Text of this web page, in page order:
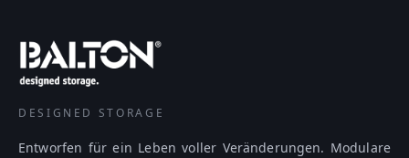
DESIGNED STORAGE
Entworfen für ein Leben voller Veränderungen. Modulare